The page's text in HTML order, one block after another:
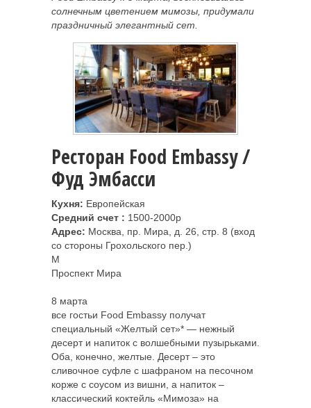
солнечным цветением мимозы, придумали
праздничный элегантный сет.
Ресторан Food Embassy /
Фуд Эмбасси
Кухня: Европейская
Средний счет : 1500-2000р
Адрес: Москва, пр. Мира, д. 26, стр. 8 (вход
со стороны Грохольского пер.)
M
Проспект Мира
8 марта
все гостьи Food Embassy получат
специальный «Желтый сет»* — нежный
десерт и напиток с волшебными пузырьками.
Оба, конечно, желтые. Десерт – это
сливочное суфле с шафраном на песочном
корже с соусом из вишни, а напиток –
классический коктейль «Мимоза» на